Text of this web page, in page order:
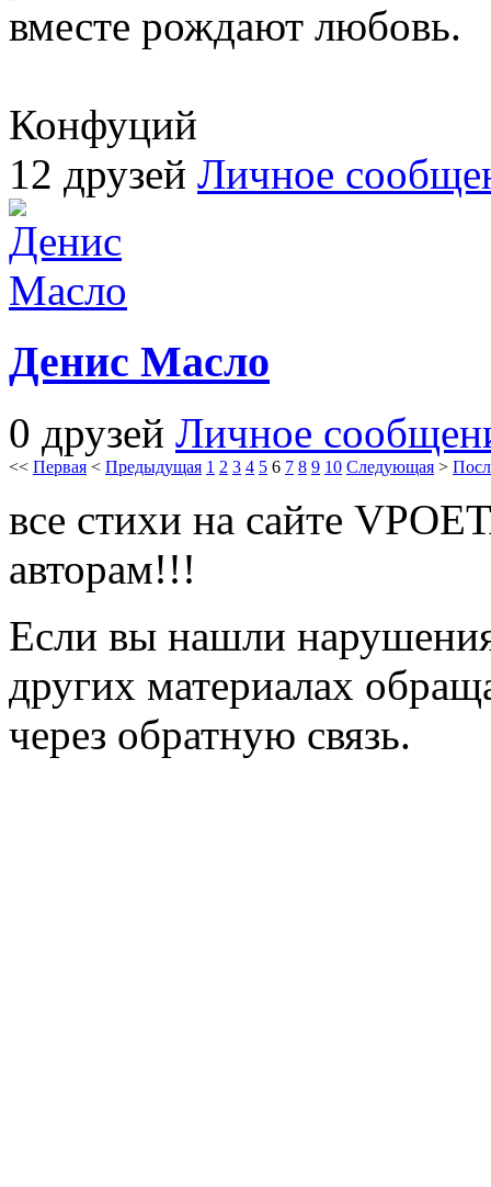
вместе рождают любовь.
Конфуций
12 друзей Личное
Денис Масло
0 друзей Личное
<< Первая < Предыдущая 1 2 3 4 5 6 7 8 9 10 Следующая >
все стихи на сайте
авторам!!!
Если вы нашли
других материалах
через обратную связь.